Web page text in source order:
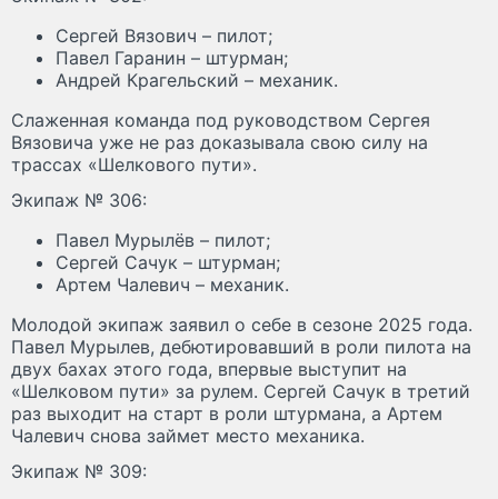
Сергей Вязович – пилот;
Павел Гаранин – штурман;
Андрей Крагельский – механик.
Слаженная команда под руководством Сергея
Вязовича уже не раз доказывала свою силу на
трассах «Шелкового пути».
Экипаж № 306:
Павел Мурылёв – пилот;
Сергей Сачук – штурман;
Артем Чалевич – механик.
Молодой экипаж заявил о себе в сезоне 2025 года.
Павел Мурылев, дебютировавший в роли пилота на
двух бахах этого года, впервые выступит на
«Шелковом пути» за рулем. Сергей Сачук в третий
раз выходит на старт в роли штурмана, а Артем
Чалевич снова займет место механика.
Экипаж № 309: